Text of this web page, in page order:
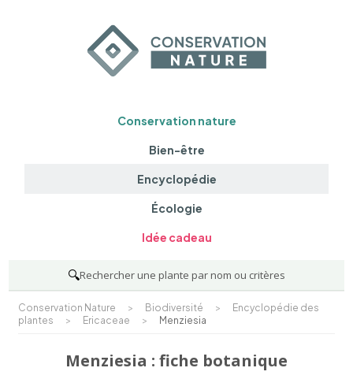
Conservation nature
Bien-être
Encyclopédie
Écologie
Idée cadeau
🔍Rechercher une plante par nom ou critères
Conservation Nature > Biodiversité >
Encyclopédie des
plantes
> Ericaceae > Menziesia
Menziesia : fiche botanique